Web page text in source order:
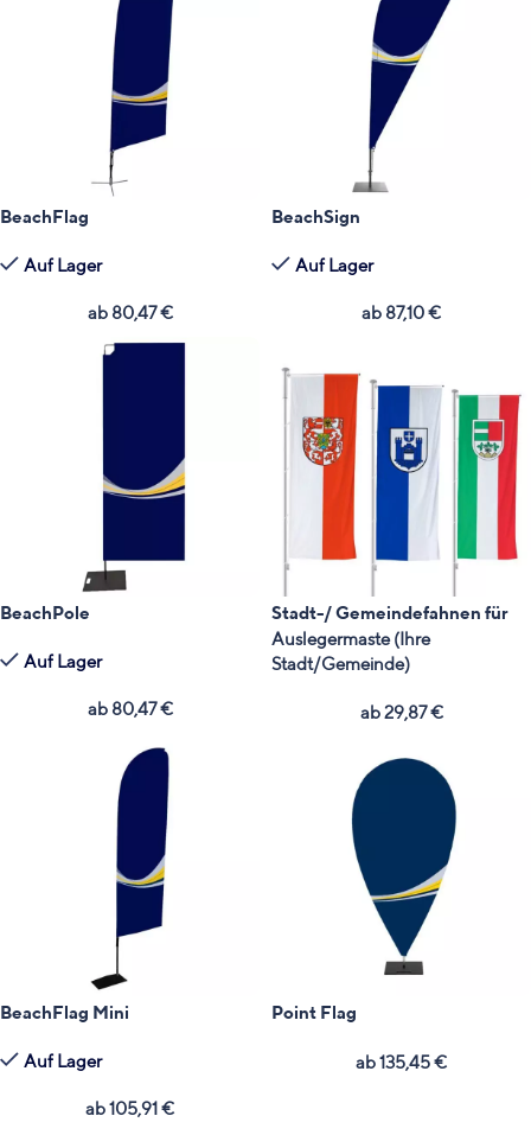
BeachFlag
Auf Lager
ab 80,47€
BeachSign
Auf Lager
ab 87,10€
BeachPole
Auf Lager
ab 80,47€
Stadt-/ Gemeindefahnen für
Auslegermaste (Ihre
Stadt/Gemeinde)
ab29,87€
BeachFlag Mini
Auf Lager
ab105,91€
Point Flag
ab135,45€